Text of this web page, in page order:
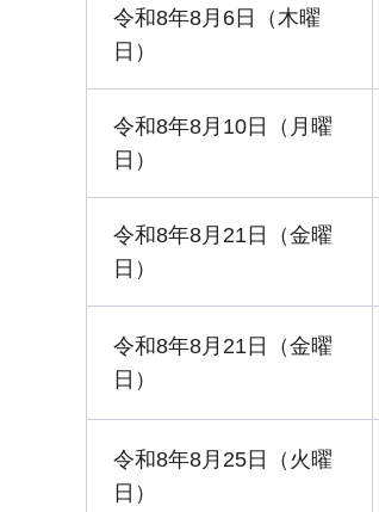
令和8年8月6日（木曜
日）
令和8年8月10日（月曜
日）
令和8年8月21日（金曜
日）
令和8年8月21日（金曜
日）
令和8年8月25日（火曜
日）